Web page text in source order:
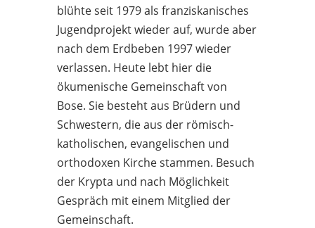
blühte seit 1979 als franziskanisches
Jugendprojekt wieder auf, wurde aber
nach dem Erdbeben 1997 wieder
verlassen. Heute lebt hier die
ökumenische Gemeinschaft von
Bose. Sie besteht aus Brüdern und
Schwestern, die aus der römisch-
katholischen, evangelischen und
orthodoxen Kirche stammen. Besuch
der Krypta und nach Möglichkeit
Gespräch mit einem Mitglied der
Gemeinschaft.